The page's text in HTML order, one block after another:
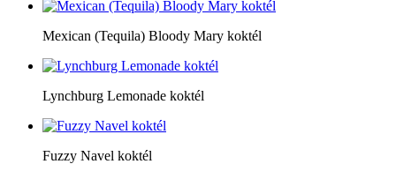
Mexican (Tequila) Bloody Mary koktél
Lynchburg Lemonade koktél
Fuzzy Navel koktél